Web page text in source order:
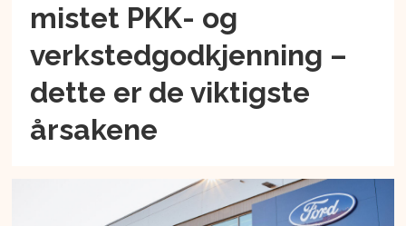
mistet PKK- og
verkstedgodkjenning –
dette er de viktigste
årsakene